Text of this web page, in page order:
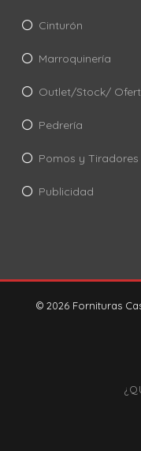
Cinturón
Marroquinería
Outlet/Stock/
Pedrería
Pomos y Tiradores
Publicidad
© 2026 Fornituras